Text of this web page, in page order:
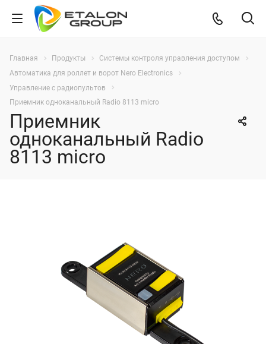
Главная Продукты
Системы контроля управления доступом
Автоматика для роллет и ворот Nero Electronics
Управление с радиопультов
Приемник одноканальный Radio 8113 micro
Приемник
одноканальный Radio
8113 micro